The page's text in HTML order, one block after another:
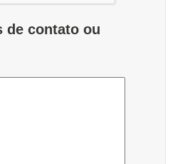
de contato ou